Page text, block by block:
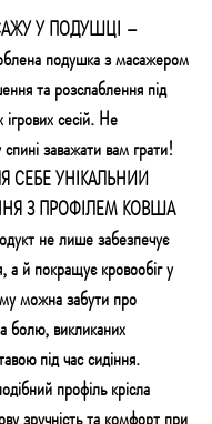
У ПОДУШЦІ –
подушка з масажером
та розслаблення під
сесій. Не
заважати вам грати!
СЕБЕ УНІКАЛЬНИЙ
З ПРОФІЛЕМ КОВША
не лише забезпечує
а й покращує кровообіг у
можна забути про
болю, викликаних
під час сидіння.
профіль крісла